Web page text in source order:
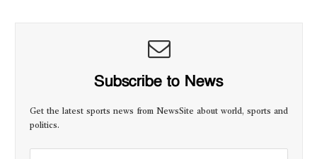
Subscribe to News
Get the latest sports news from NewsSite about world, sports and
politics.